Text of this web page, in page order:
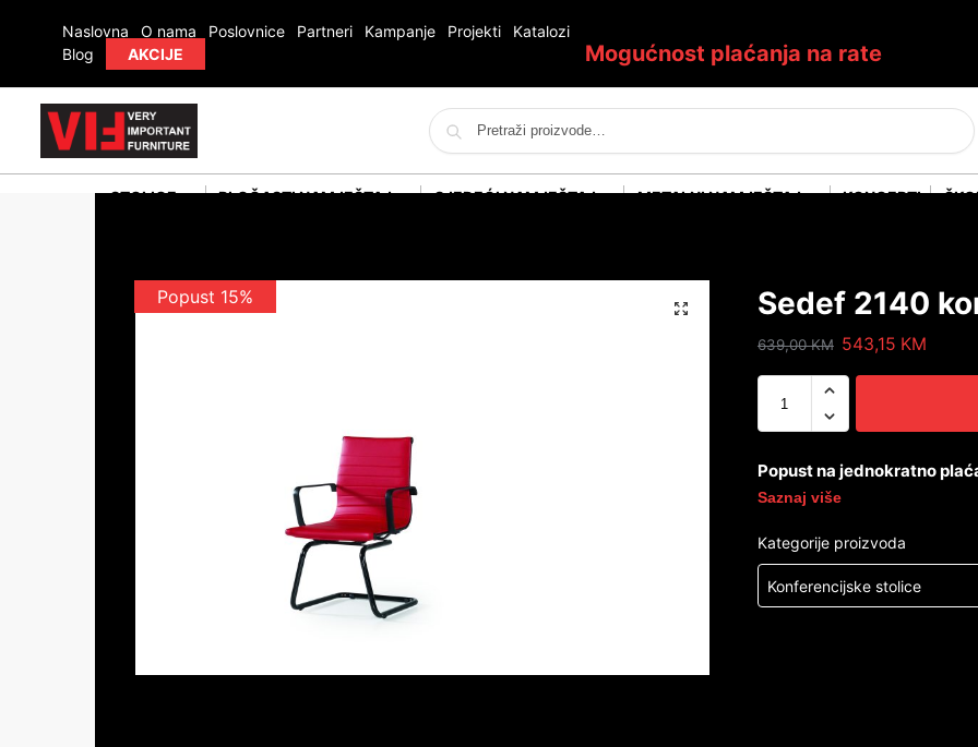
Naslovna O nama Poslovnice Partneri Kampanje Projekti
Katalozi
Blog
AKCIJE Mogućnost plaćanja na rate
Pretraži
STOLICE PLOČASTI NAMJEŠTAJ SJEDEĆI NAMJEŠTAJ METALNI NAMJEŠTAJ KONCEPTI
Popust 15% Sedef 2140
639,00KM 543,15 KM
Popust na jednokratno
Saznaj više
Kategorije proizvoda
Konferencijske stolice